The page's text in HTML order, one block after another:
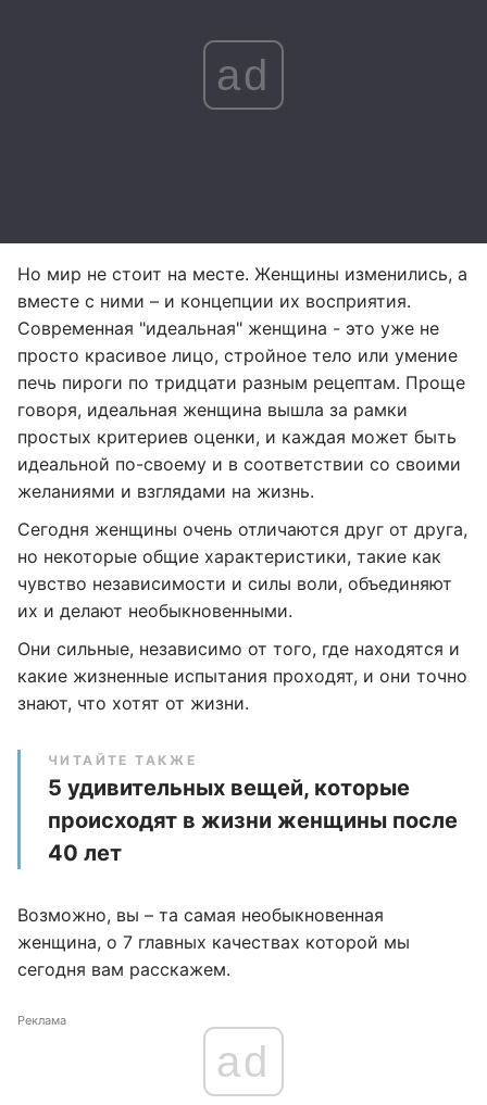
ad
Но мир не стоит на месте. Женщины изменились, а
вместе с ними – и концепции их восприятия.
Современная "идеальная" женщина - это уже не
просто красивое лицо, стройное тело или умение
печь пироги по тридцати разным рецептам. Проще
говоря, идеальная женщина вышла за рамки
простых критериев оценки, и каждая может быть
идеальной по-своему и в соответствии со своими
желаниями и взглядами на жизнь.
Сегодня женщины очень отличаются друг от друга,
но некоторые общие характеристики, такие как
чувство независимости и силы воли, объединяют
их и делают необыкновенными.
Они сильные, независимо от того, где находятся и
какие жизненные испытания проходят, и они точно
знают, что хотят от жизни.
ЧИТАЙТЕ ТАКЖЕ
5 удивительных вещей, которые
происходят в жизни женщины после
40 лет
Возможно, вы – та самая необыкновенная
женщина, о 7 главных качествах которой мы
сегодня вам расскажем.
Реклама
ad